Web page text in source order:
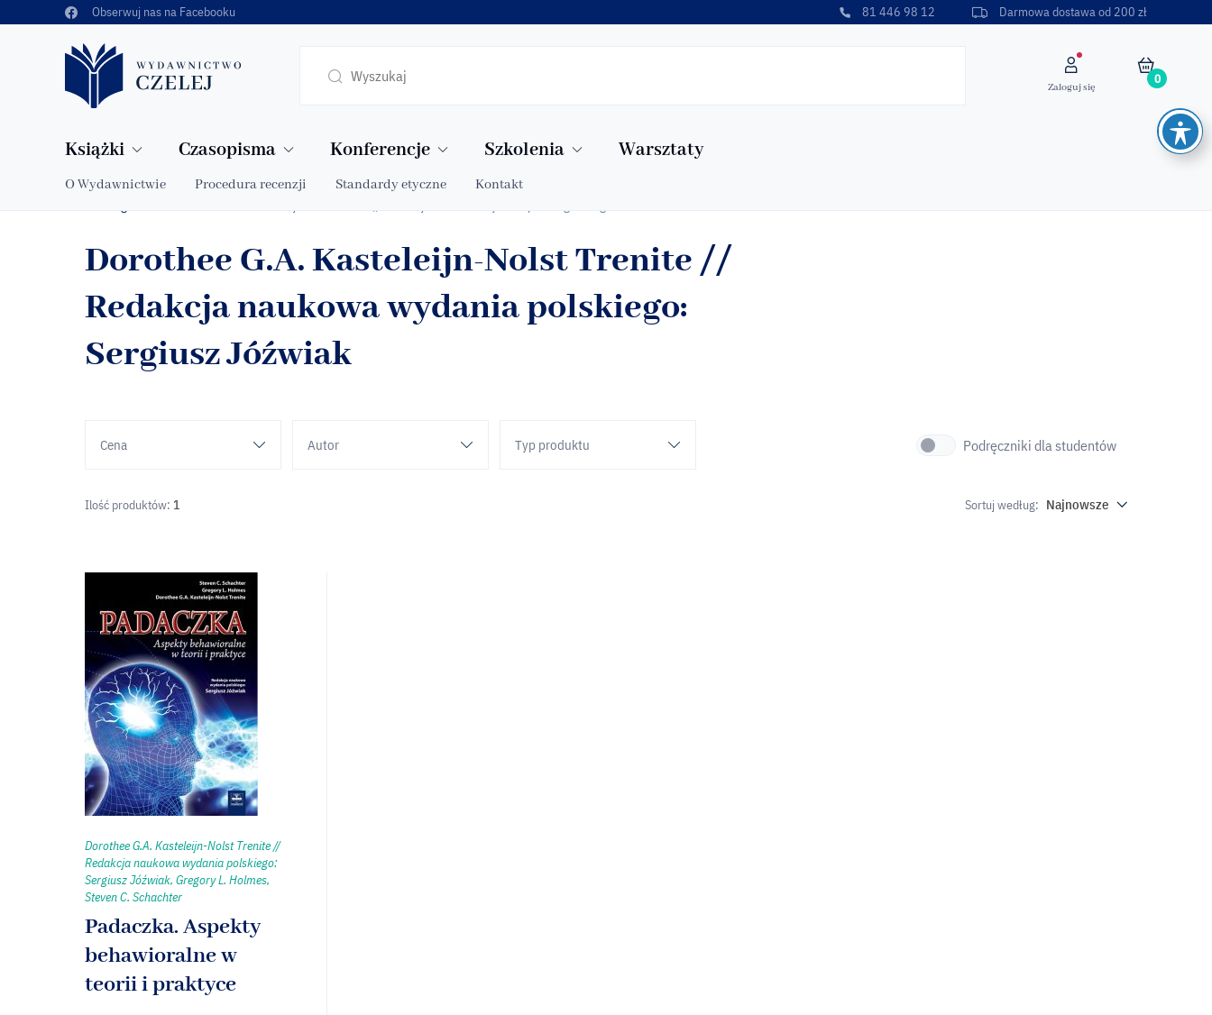
Obserwuj nas na Facebooku 81 446 98 12 Darmowa dostawa od 200 zł
Zaloguj się
0
Książki Czasopisma Konferencje Szkolenia Warsztaty
O Wydawnictwie Procedura recenzji Standardy etyczne
Kontakt
Dorothee G.A. Kasteleijn-Nolst Trenite //
Redakcja naukowa wydania polskiego:
Sergiusz Jóźwiak
Cena Autor Typ produktu Podręczniki dla studentów
Ilość produktów: 1 Sortuj według: Najnowsze
Dorothee G.A. Kasteleijn-Nolst Trenite //
Redakcja naukowa wydania polskiego:
Sergiusz Jóźwiak, Gregory L. Holmes,
Steven C. Schachter
Padaczka. Aspekty
behawioralne w
teorii i praktyce